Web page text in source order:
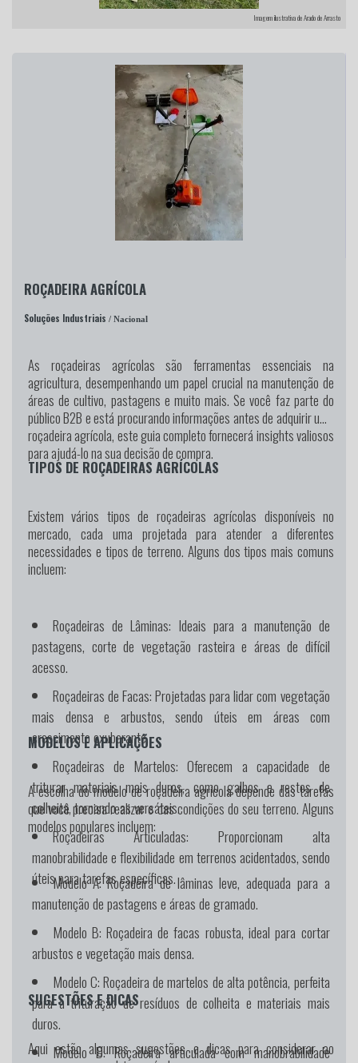
Imagem ilustrativa de Arado de Arrasto
ROÇADEIRA AGRÍCOLA
Soluções Industriais / Nacional
As roçadeiras agrícolas são ferramentas essenciais na
agricultura, desempenhando um papel crucial na manutenção de
áreas de cultivo, pastagens e muito mais. Se você faz parte do
público B2B e está procurando informações antes de adquirir uma
roçadeira agrícola, este guia completo fornecerá insights valiosos
para ajudá-lo na sua decisão de compra.
TIPOS DE ROÇADEIRAS AGRÍCOLAS
Existem vários tipos de roçadeiras agrícolas disponíveis no
mercado, cada uma projetada para atender a diferentes
necessidades e tipos de terreno. Alguns dos tipos mais comuns
incluem:
Roçadeiras de Lâminas: Ideais para a manutenção de
pastagens, corte de vegetação rasteira e áreas de difícil
acesso.
Roçadeiras de Facas:Projetadas para lidar com vegetação
mais densa e arbustos, sendo úteis em áreas com
crescimento exuberante.
Roçadeiras de Martelos: Oferecem a capacidade de
triturar materiais mais duros, como galhos e restos de
colheita, tornando-as versáteis.
Roçadeiras Articuladas: Proporcionam alta
manobrabilidade e flexibilidade em terrenos acidentados, sendo
úteis para tarefas específicas.
MODELOS E APLICAÇÕES
A escolha do modelo de roçadeira agrícola depende das tarefas
que você precisa realizar e das condições do seu terreno. Alguns
modelos populares incluem:
Modelo A:Roçadeira de lâminas leve, adequada para a
manutenção de pastagens e áreas de gramado.
Modelo B: Roçadeira de facas robusta, ideal para cortar
arbustos e vegetação mais densa.
Modelo C:Roçadeira de martelos de alta potência, perfeita
para a trituração de resíduos de colheita e materiais mais
duros.
Modelo D:Roçadeira articulada com manobrabilidade
SUGESTÕES E DICAS
Aqui estão algumas sugestões e dicas para considerar ao